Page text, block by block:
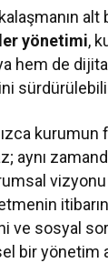
alt
yönetimi,
hem de dijital
sürdürülebilir
aynı
ve sosyal
bir yönetim